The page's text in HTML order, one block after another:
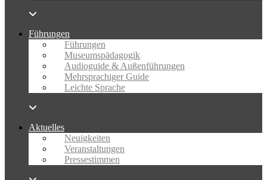
Führungen
Führungen
Museumspädagogik
Audioguide & Außenführungen
Mehrsprachiger Guide
Leichte Sprache
Aktuelles
Neuigkeiten
Veranstaltungen
Pressestimmen